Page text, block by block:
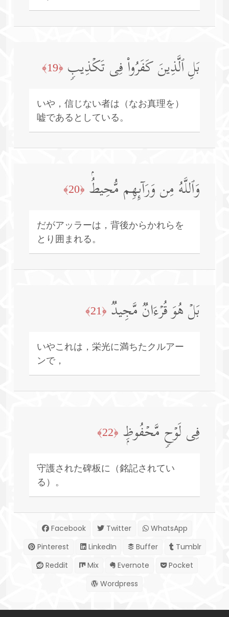
بَلِ ٱلَّذِینَ كَفَرُوا۟ فِی تَكۡذِیبࣲ ﴿19﴾
いや，信じない者は（なお真理を）
嘘であるとしている。
وَٱللَّهُ مِن وَرَاۤىِٕهِم مُّحِیطُۢ ﴿20﴾
だがアッラーは，背後からかれらを
とり囲まれる。
بَلۡ هُوَ قُرۡءَانࣱ مَّجِیدࣱ ﴿21﴾
いやこれは，栄光に満ちたクルアー
ンで，
فِی لَوۡحࣲ مَّحۡفُوظِۭ ﴿22﴾
守護された碑板に（銘記されてい
る）。
Facebook Twitter
WhatsApp
Pinterest
LinkedIn Buffer
Tumblr
Reddit
Mix Evernote
Pocket
Wordpress